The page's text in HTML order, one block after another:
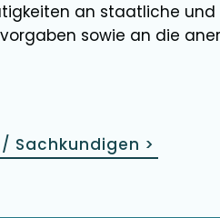
an staatliche und
sowie an die
Sachkundigen >